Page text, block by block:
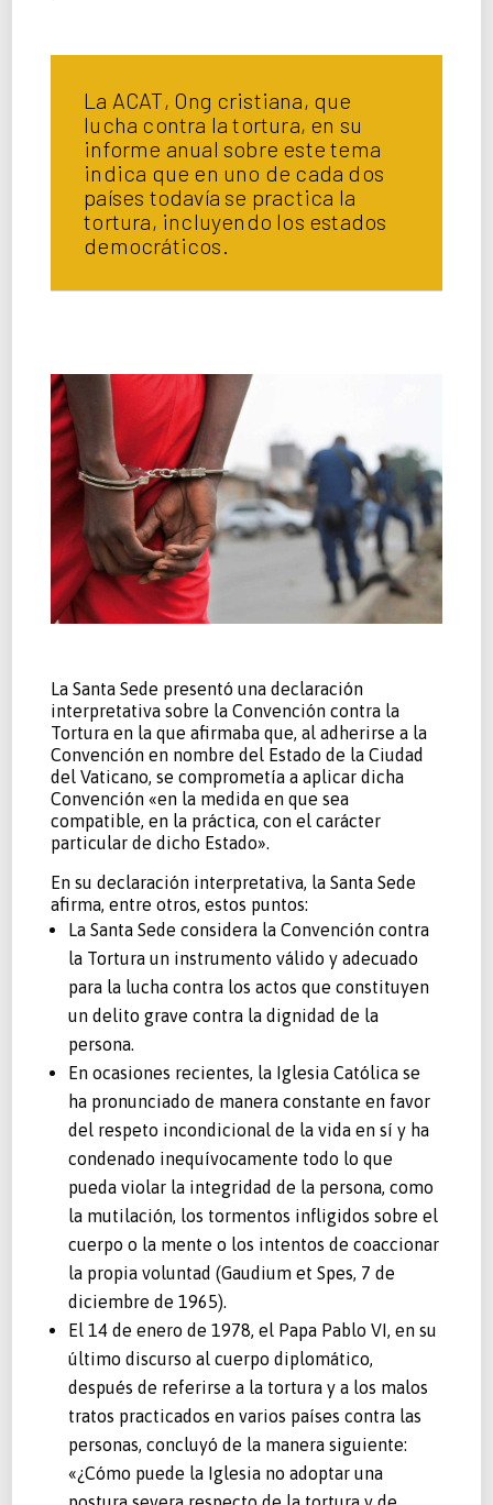
La ACAT, Ong cristiana, que
lucha contra la tortura, en su
informe anual sobre este tema
indica que en uno de cada dos
países todavía se practica la
tortura, incluyendo los estados
democráticos.
La Santa Sede presentó una declaración
interpretativa sobre la Convención contra la
Tortura en la que afirmaba que, al adherirse a la
Convención en nombre del Estado de la Ciudad
del Vaticano, se comprometía a aplicar dicha
Convención «en la medida en que sea
compatible, en la práctica, con el carácter
particular de dicho Estado».
En su declaración interpretativa, la Santa Sede
afirma, entre otros, estos puntos:
La Santa Sede considera la Convención contra
la Tortura un instrumento válido y adecuado
para la lucha contra los actos que constituyen
un delito grave contra la dignidad de la
persona.
En ocasiones recientes, la Iglesia Católica se
ha pronunciado de manera constante en favor
del respeto incondicional de la vida en sí y ha
condenado inequívocamente todo lo que
pueda violar la integridad de la persona, como
la mutilación, los tormentos infligidos sobre el
cuerpo o la mente o los intentos de coaccionar
la propia voluntad (Gaudium et Spes, 7 de
diciembre de 1965).
El 14 de enero de 1978, el Papa Pablo VI, en su
último discurso al cuerpo diplomático,
después de referirse a la tortura y a los malos
tratos practicados en varios países contra las
personas, concluyó de la manera siguiente:
«¿Cómo puede la Iglesia no adoptar una